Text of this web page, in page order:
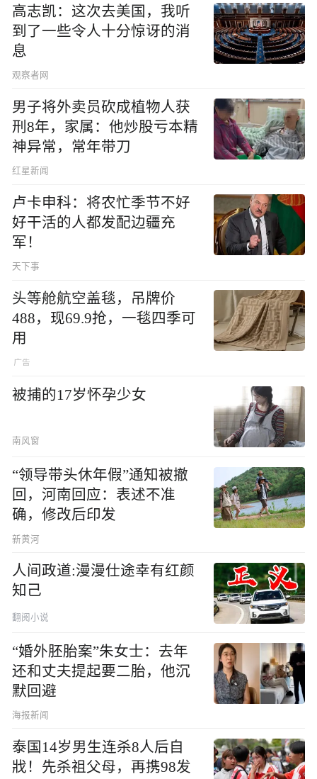
高志凯：这次去美国，我听
到了一些令人十分惊讶的消
息
观察者网
男子将外卖员砍成植物人获
刑8年，家属：他炒股亏本精
神异常，常年带刀
红星新闻
卢卡申科：将农忙季节不好
好干活的人都发配边疆充
军！
天下事
头等舱航空盖毯，吊牌价
488，现69.9抢，一毯四季可
用
被捕的17岁怀孕少女
南风窗
“领导带头休年假”通知被撤
回，河南回应：表述不准
确，修改后印发
新黄河
人间政道:漫漫仕途幸有红颜
知己
翻阅小说
“婚外胚胎案”朱女士：去年
还和丈夫提起要二胎，他沉
默回避
海报新闻
泰国14岁男生连杀8人后自
戕！先杀祖父母，再携98发